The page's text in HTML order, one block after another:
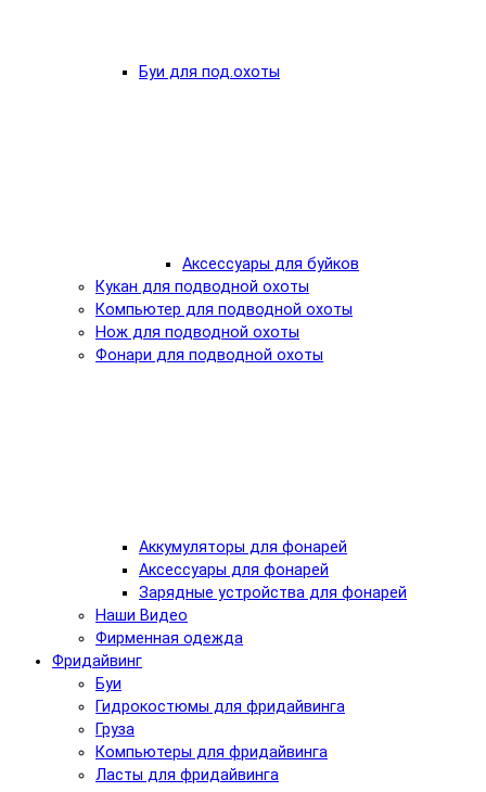
Буи для под.охоты
Аксессуары для буйков
Кукан для подводной охоты
Компьютер для подводной охоты
Нож для подводной охоты
Фонари для подводной охоты
Аккумуляторы для фонарей
Аксессуары для фонарей
Зарядные устройства для фонарей
Наши Видео
Фирменная одежда
Фридайвинг
Буи
Гидрокостюмы для фридайвинга
Груза
Компьютеры для фридайвинга
Ласты для фридайвинга